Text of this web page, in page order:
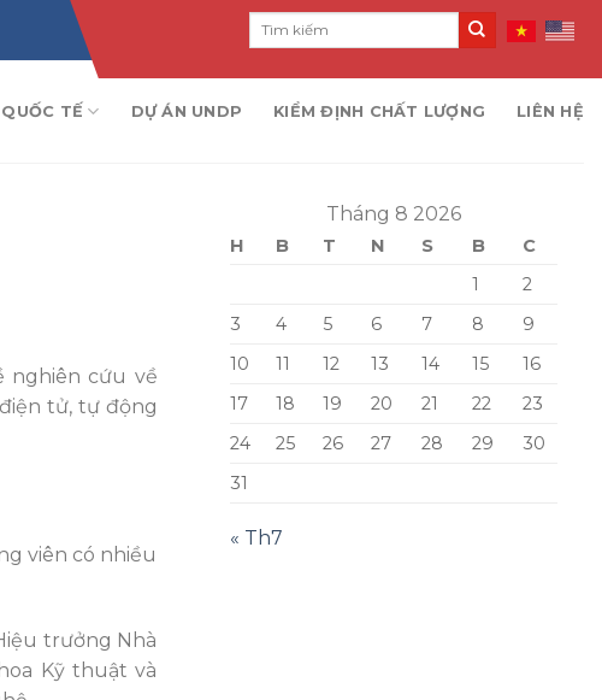
TẾ DỰ ÁN UNDP KIỂM ĐỊNH CHẤT LƯỢNG LIÊN HỆ
nghiên cứu về
tử, tự động
viên có nhiều
trưởng Nhà
Kỹ thuật và
Tháng 8 2026
H B T N S B
C
1
2
3
4 5 6 7 8
9
10
11 12 13 14 15
16
17
18 19 20 21 22
23
24
25 26 27 28 29
30
31
« Th7